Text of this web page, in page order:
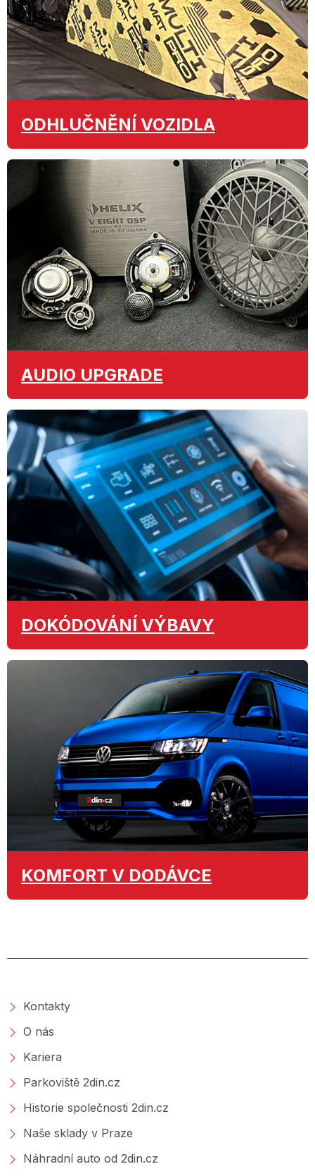
ODHLUČNĚNÍ VOZIDLA
AUDIO UPGRADE
DOKÓDOVÁNÍ VÝBAVY
KOMFORT V DODÁVCE
Kontakty
O nás
Kariera
Parkoviště 2din.cz
Historie společnosti 2din.cz
Naše sklady v Praze
Náhradní auto od 2din.cz